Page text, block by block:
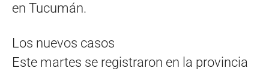
en Tucumán.
Los nuevos casos
Este martes se registraron en la provincia